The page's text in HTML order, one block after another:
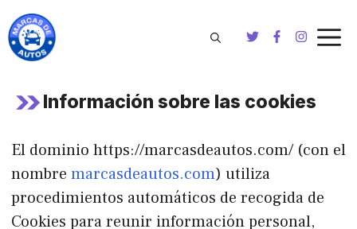
Saltar
al
contenido
Información sobre las cookies
El dominio https://marcasdeautos.com/ (con el
nombre marcasdeautos.com) utiliza
procedimientos automáticos de recogida de
Cookies para reunir información personal,